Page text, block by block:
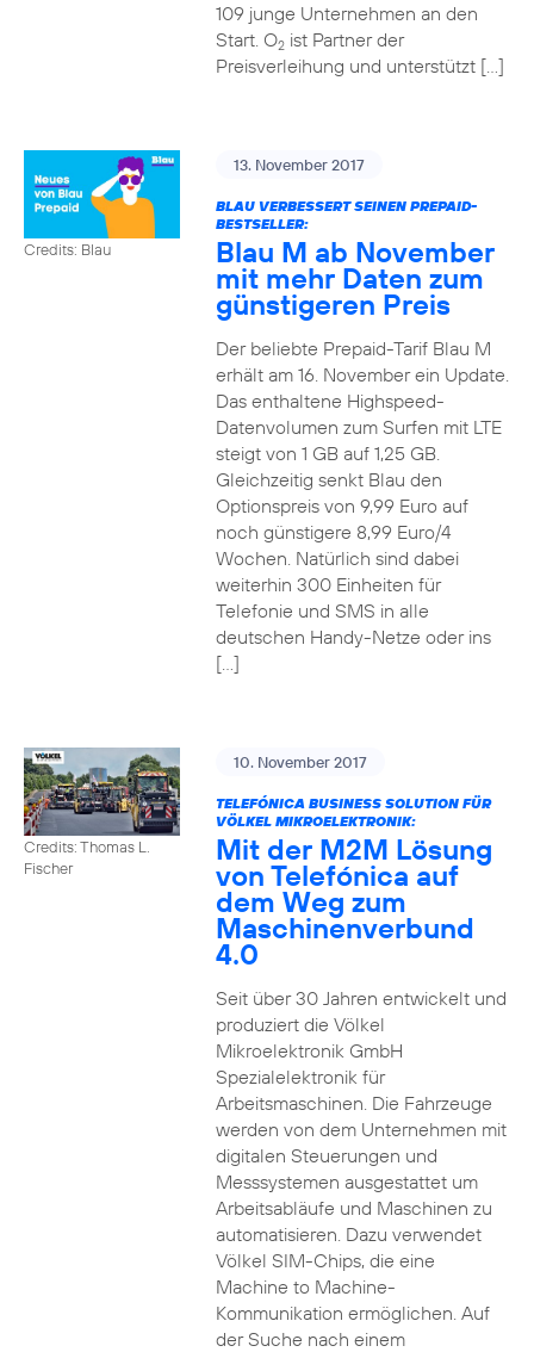
109 junge Unternehmen an den
Start. O2ist Partner der
Preisverleihung und unterstützt […]
Credits: Blau
13. November 2017
BLAU VERBESSERT SEINEN PREPAID-
BESTSELLER:
Blau M ab November
mit mehr Daten zum
günstigeren Preis
Der beliebte Prepaid-Tarif Blau M
erhält am 16. November ein Update.
Das enthaltene Highspeed-
Datenvolumen zum Surfen mit LTE
steigt von 1 GB auf 1,25 GB.
Gleichzeitig senkt Blau den
Optionspreis von 9,99 Euro auf
noch günstigere 8,99 Euro/4
Wochen. Natürlich sind dabei
weiterhin 300 Einheiten für
Telefonie und SMS in alle
deutschen Handy-Netze oder ins
[…]
Credits: Thomas L.
Fischer
10. November 2017
TELEFÓNICA BUSINESS SOLUTION FÜR
VÖLKEL MIKROELEKTRONIK:
Mit der M2M Lösung
von Telefónica auf
dem Weg zum
Maschinenverbund
4.0
Seit über 30 Jahren entwickelt und
produziert die Völkel
Mikroelektronik GmbH
Spezialelektronik für
Arbeitsmaschinen. Die Fahrzeuge
werden von dem Unternehmen mit
digitalen Steuerungen und
Messsystemen ausgestattet um
Arbeitsabläufe und Maschinen zu
automatisieren. Dazu verwendet
Völkel SIM-Chips, die eine
Machine to Machine-
Kommunikation ermöglichen. Auf
der Suche nach einem